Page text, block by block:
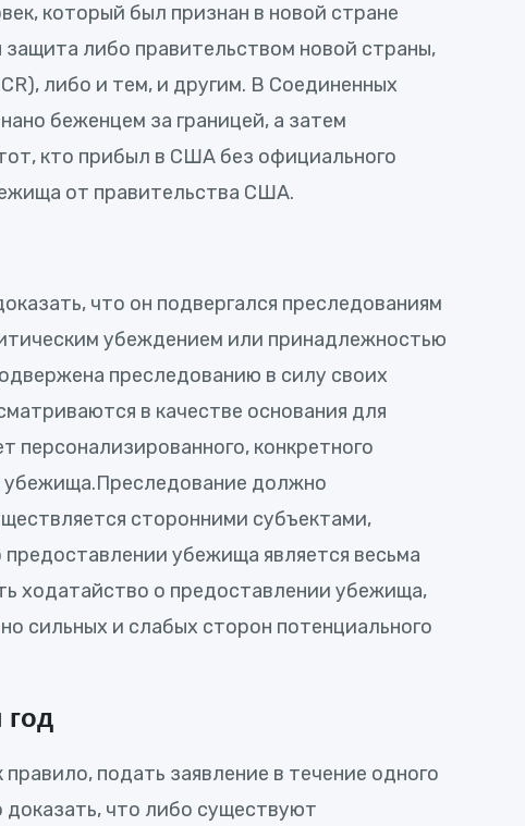
который был признан в новой стране
либо правительством новой страны,
либо и тем, и другим. В Соединенных
беженцем за границей, а затем
кто прибыл в США без официального
от правительства США.
что он подвергался преследованиям
убеждением или принадлежностью
преследованию в силу своих
в качестве основания для
персонализированного, конкретного
убежища.Преследование должно
сторонними субъектами,
убежища является весьма
ходатайство о предоставлении убежища,
сильных и слабых сторон потенциального
подать заявление в течение одного
что либо существуют